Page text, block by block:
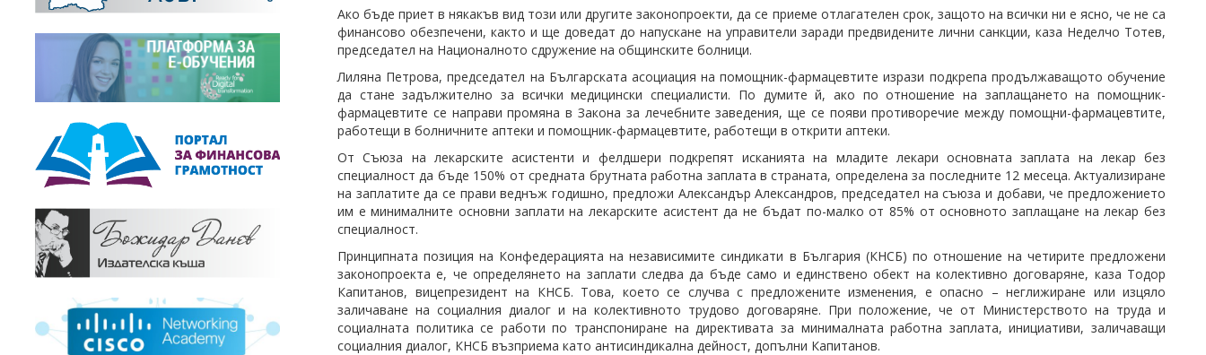
Ако бъде приет в някакъв вид този или другите законопроекти, да се приеме отлагателен срок, защото на всички ни е ясно, че не са
финансово обезпечени, както и ще доведат до напускане на управители заради предвидените лични санкции, каза Неделчо Тотев,
председател на Националното сдружение на общинските болници.
Лиляна Петрова, председател на Българската асоциация на помощник-фармацевтите изрази подкрепа продължаващото обучение
да стане задължително за всички медицински специалисти. По думите й, ако по отношение на заплащането на помощник-
фармацевтите се направи промяна в Закона за лечебните заведения, ще се появи противоречие между помощни-фармацевтите,
работещи в болничните аптеки и помощник-фармацевтите, работещи в открити аптеки.
От Съюза на лекарските асистенти и фелдшери подкрепят исканията на младите лекари основната заплата на лекар без
специалност да бъде 150% от средната брутната работна заплата в страната, определена за последните 12 месеца. Актуализиране
на заплатите да се прави веднъж годишно, предложи Александър Александров, председател на съюза и добави, че предложението
им е минималните основни заплати на лекарските асистент да не бъдат по-малко от 85% от основното заплащане на лекар без
специалност.
Принципната позиция на Конфедерацията на независимите синдикати в България (КНСБ) по отношение на четирите предложени
законопроекта е, че определянето на заплати следва да бъде само и единствено обект на колективно договаряне, каза Тодор
Капитанов, вицепрезидент на КНСБ. Това, което се случва с предложените изменения, е опасно – неглижиране или изцяло
заличаване на социалния диалог и на колективното трудово договаряне. При положение, че от Министерството на труда и
социалната политика се работи по транспониране на директивата за минималната работна заплата, инициативи, заличаващи
социалния диалог, КНСБ възприема като антисиндикална дейност, допълни Капитанов.